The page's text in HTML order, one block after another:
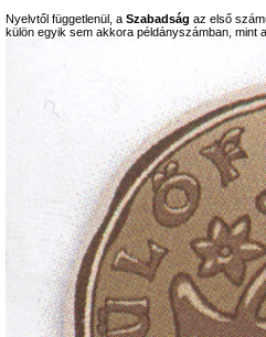
Nyelvtől függetlenül, a Szabadság az első
külön egyik sem akkora példányszámban, mint a